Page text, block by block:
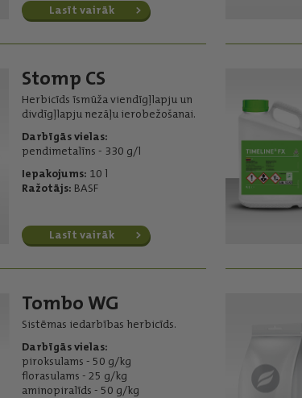
Lasīt vairāk
Stomp CS
Herbicīds īsmūža viendīgļlapju un
divdīgļlapju nezāļu ierobežošanai.
Darbīgās vielas:
pendimetalīns - 330 g/l
Iepakojums: 10 l
Ražotājs: BASF
Lasīt vairāk
Tombo WG
Sistēmas iedarbības herbicīds.
Darbīgās vielas:
piroksulams - 50 g/kg
florasulams - 25 g/kg
aminopiralīds - 50 g/kg